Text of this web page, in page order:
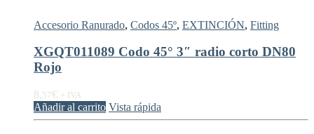
Accesorio Ranurado, Codos 45º, EXTINCIÓN, Fitting
XGQT011089 Codo 45° 3″ radio corto DN80
Rojo
8,57€ + IVA
Añadir al carrito Vista rápida